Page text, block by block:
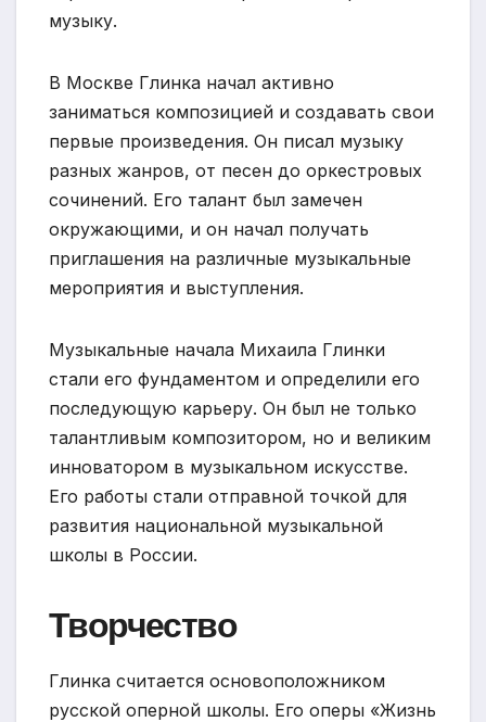
музыку.
В Москве Глинка начал активно
заниматься композицией и создавать свои
первые произведения. Он писал музыку
разных жанров, от песен до оркестровых
сочинений. Его талант был замечен
окружающими, и он начал получать
приглашения на различные музыкальные
мероприятия и выступления.
Музыкальные начала Михаила Глинки
стали его фундаментом и определили его
последующую карьеру. Он был не только
талантливым композитором, но и великим
инноватором в музыкальном искусстве.
Его работы стали отправной точкой для
развития национальной музыкальной
школы в России.
Творчество
Глинка считается основоположником
русской оперной школы. Его оперы «Жизнь